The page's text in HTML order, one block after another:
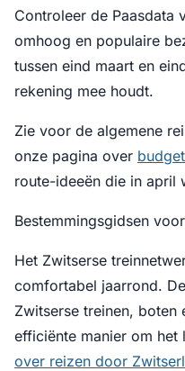
Controleer de
omhoog en populaire
tussen eind maart en
rekening mee houdt.
Zie voor de algemene
onze pagina over
route-ideeën die in april
Bestemmingsgidsen
Het Zwitserse
comfortabel jaarrond. De
Zwitserse treinen,
efficiënte manier om
over reizen door